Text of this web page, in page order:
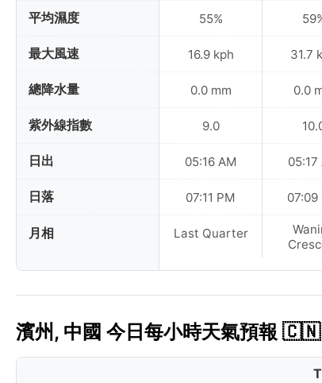
平均濕度
最大風速
總降水量
紫外線指數
日出
日落
月相
55%
16.9 kph
0.0 mm
9.0
05:16 AM
07:11 PM
Last Quarter
31.7
0.0
05:17
07:09
濱州, 中國 今日每小時天氣預報 🇨🇳